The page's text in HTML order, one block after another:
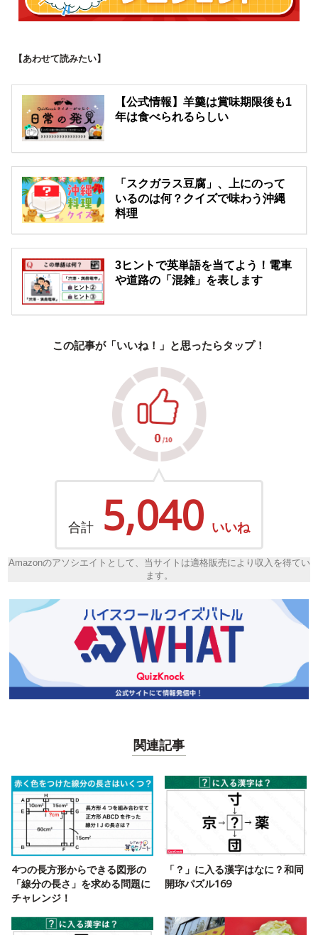
【あわせて読みたい】
【公式情報】羊羹は賞味期限後も1
年は食べられるらしい
「スクガラス豆腐」、上にのって
いるのは何？クイズで味わう沖縄
料理
3ヒントで英単語を当てよう！電車
や道路の「混雑」を表します
この記事が「いいね！」と思ったらタップ！
合計 5,040 いいね
Amazonのアソシエイトとして、当サイトは適格販売により収入を得てい
ます。
関連記事
4つの長方形からできる図形の
「線分の長さ」を求める問題に
チャレンジ！
「？」に入る漢字はなに？和同
開珎パズル169